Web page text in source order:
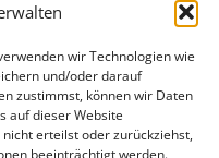
wir Technologien wie
und/oder darauf
zustimmst, können wir Daten
auf dieser Website
erteilst oder zurückziehst,
beeinträchtigt werden.
Streudienst
Bereitschaftsdienst